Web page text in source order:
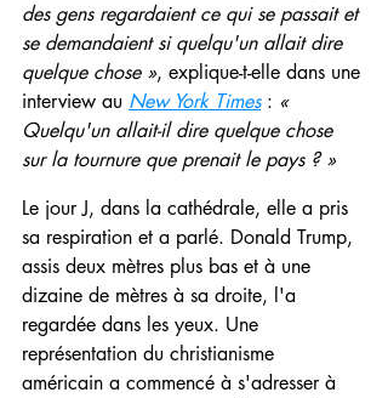
des gens regardaient ce qui se passait et
se demandaient si quelqu'un allait dire
quelque chose », explique-t-elle dans une
interview au New York Times : «
Quelqu'un allait-il dire quelque chose
sur la tournure que prenait le pays ? »
Le jour J, dans la cathédrale, elle a pris
sa respiration et a parlé. Donald Trump,
assis deux mètres plus bas et à une
dizaine de mètres à sa droite, l'a
regardée dans les yeux. Une
représentation du christianisme
américain a commencé à s'adresser à